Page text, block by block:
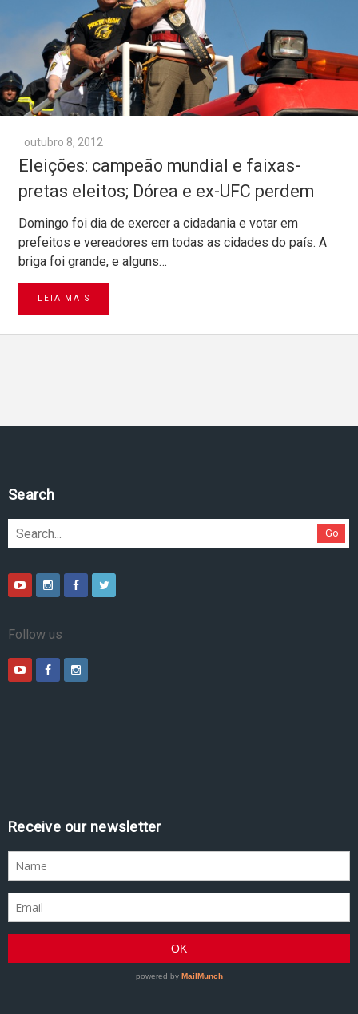
outubro 8, 2012
Eleições: campeão mundial e faixas-
pretas eleitos; Dórea e ex-UFC perdem
Domingo foi dia de exercer a cidadania e votar em
prefeitos e vereadores em todas as cidades do país. A
briga foi grande, e alguns…
LEIA MAIS
Search
Go
Follow us
Receive our newsletter